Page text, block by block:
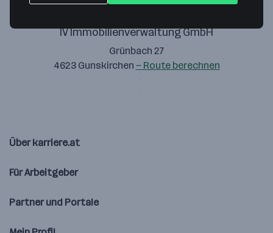
IV Immobilienverwaltung GmbH
Grünbach 27
4623 Gunskirchen — Route berechnen
Über karriere.at
Für Arbeitgeber
Partner und Portale